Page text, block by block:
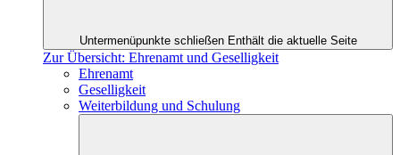
Untermenüpunkte schließen Enthält die aktuelle Seite
Zur Übersicht: Ehrenamt und Geselligkeit
Ehrenamt
Geselligkeit
Weiterbildung und Schulung